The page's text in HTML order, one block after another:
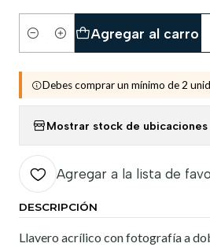
Cantidad
Agregar al carro
Debes comprar un mínimo de 2
Mostrar stock de ubicaciones
Agregar a la lista de
DESCRIPCIÓN
Llavero acrílico con fotografía a